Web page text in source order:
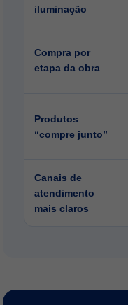
iluminação
Compra por
etapa da obra
Produtos
“compre junto”
Canais de
atendimento
mais claros